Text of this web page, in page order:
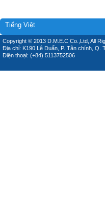
Tiếng Việt
Copyright © 2013 D.M.E.C Co.,Ltd, All
Địa chỉ: K190 Lê Duẩn, P. Tân chính, Q.
Điện thoại: (+84) 5113752506